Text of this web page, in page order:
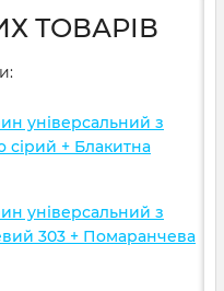
ТОВАРІВ
універсальний з
+ Блакитна
універсальний з
303 + Помаранчева